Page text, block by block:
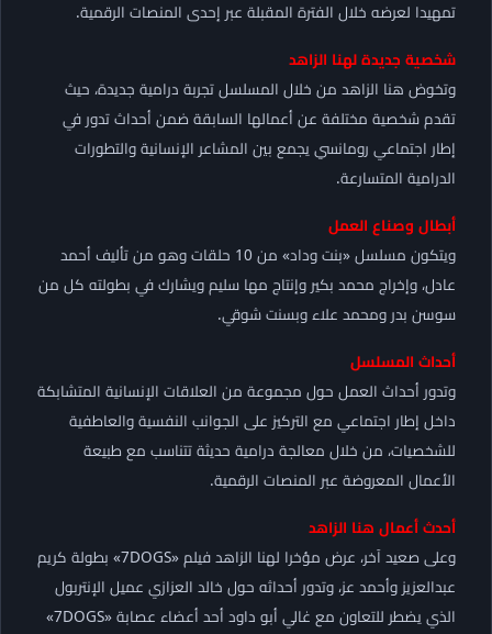
تمهيدا لعرضه خلال الفترة المقبلة عبر إحدى المنصات الرقمية.
شخصية جديدة لهنا الزاهد
وتخوض هنا الزاهد من خلال المسلسل تجربة درامية جديدة، حيث
تقدم شخصية مختلفة عن أعمالها السابقة ضمن أحداث تدور في
إطار اجتماعي رومانسي يجمع بين المشاعر الإنسانية والتطورات
الدرامية المتسارعة.
أبطال وصناع العمل
ويتكون مسلسل «بنت وداد» من 10 حلقات وهو من تأليف أحمد
عادل، وإخراج محمد بكير وإنتاج مها سليم ويشارك في بطولته كل من
سوسن بدر ومحمد علاء وبسنت شوقي.
أحداث المسلسل
وتدور أحداث العمل حول مجموعة من العلاقات الإنسانية المتشابكة
داخل إطار اجتماعي مع التركيز على الجوانب النفسية والعاطفية
للشخصيات، من خلال معالجة درامية حديثة تتناسب مع طبيعة
الأعمال المعروضة عبر المنصات الرقمية.
أحدث أعمال هنا الزاهد
وعلى صعيد آخر، عرض مؤخرا لهنا الزاهد فيلم «7DOGS» بطولة كريم
عبدالعزيز وأحمد عز، وتدور أحداثه حول خالد العزازي عميل الإنتربول
الذي يضطر للتعاون مع غالي أبو داود أحد أعضاء عصابة «7DOGS»